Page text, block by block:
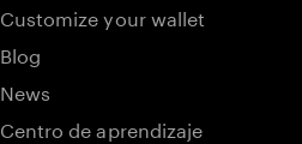
Customize your wallet
Blog
News
Centro de aprendizaje